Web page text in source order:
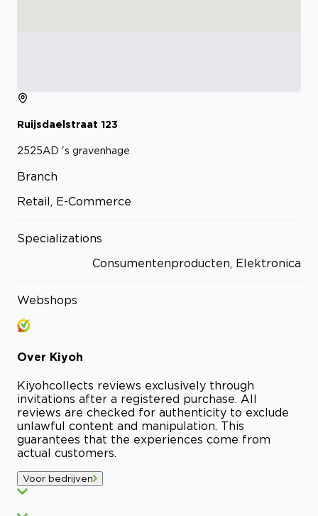
Ruijsdaelstraat 123
2525AD 's gravenhage
Branch
Retail, E-Commerce
Specializations
Consumentenproducten, Elektronica
Webshops
Over Kiyoh
Kiyohcollects reviews exclusively through
invitations after a registered purchase. All
reviews are checked for authenticity to exclude
unlawful content and manipulation. This
guarantees that the experiences come from
actual customers.
Voor bedrijven